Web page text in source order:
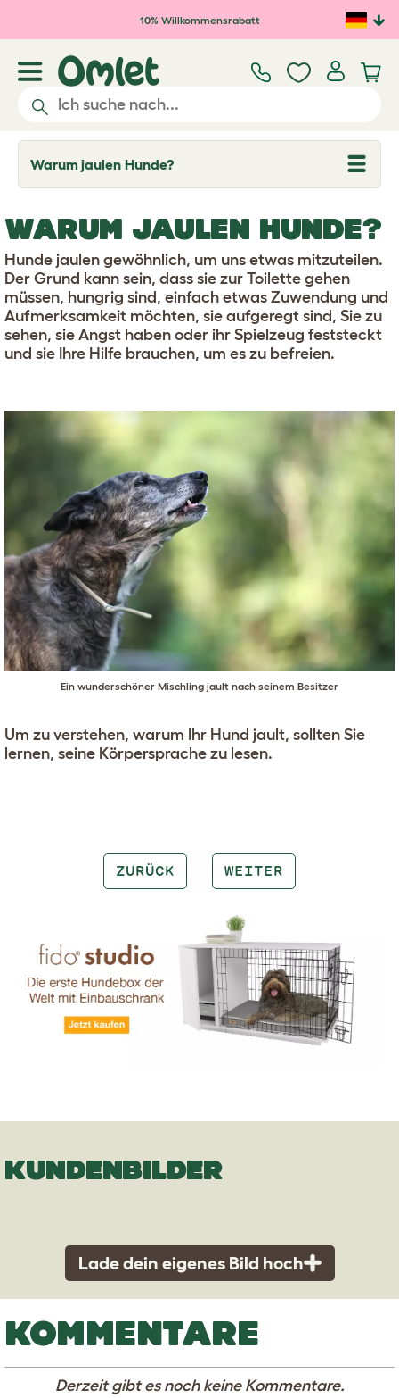
Zum Hauptinhalt springen
10% Willkommensrabatt
Warum jaulen Hunde?
T
o
l
e
d
r
o
p
d
w
n
WARUM JAULEN HUNDE?
Hunde jaulen gewöhnlich, um uns etwas mitzuteilen.
Der Grund kann sein, dass sie zur Toilette gehen
müssen, hungrig sind, einfach etwas Zuwendung und
Aufmerksamkeit möchten, sie aufgeregt sind, Sie zu
sehen, sie Angst haben oder ihr Spielzeug feststeckt
und sie Ihre Hilfe brauchen, um es zu befreien.
Ein wunderschöner Mischling jault nach seinem Besitzer
Um zu verstehen, warum Ihr Hund jault, sollten Sie
lernen, seine Körpersprache zu lesen.
ZURÜCK WEITER
KUNDENBILDER
Lade dein eigenes Bild hoch
KOMMENTARE
Derzeit gibt es noch keine Kommentare.